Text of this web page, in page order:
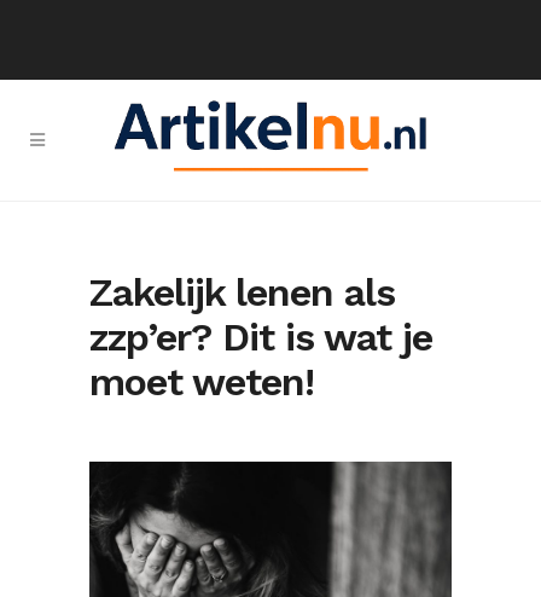
Zakelijk lenen als
zzp’er? Dit is wat je
moet weten!